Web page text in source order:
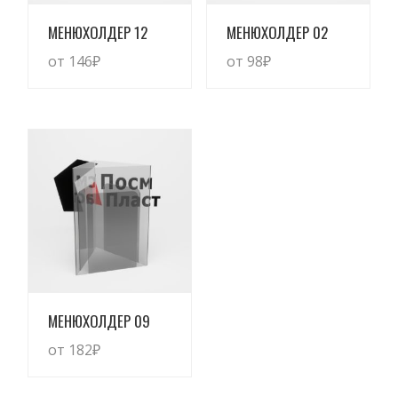
Просмотреть
МЕНЮХОЛДЕР 12
от 146₽
Просмотреть
МЕНЮХОЛДЕР 02
от 98₽
Просмотреть
МЕНЮХОЛДЕР 09
от 182₽